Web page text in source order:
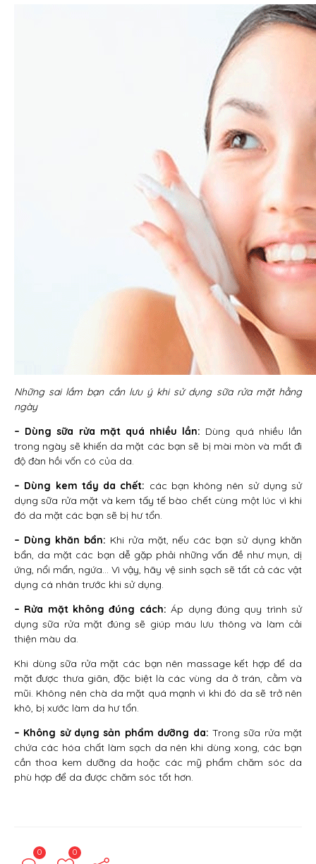
Những sai lầm bạn cần lưu ý khi sử dụng sữa rửa mặt hằng
ngày
– Dùng sữa rửa mặt quá nhiều lần: Dùng quá nhiều lần
trong ngày sẽ khiến da mặt các bạn sẽ bị mài mòn và mất đi
độ đàn hồi vốn có của da.
– Dùng kem tẩy da chết: các bạn không nên sử dụng sử
dụng sữa rửa mặt và kem tấy tế bào chết cùng một lúc vì khi
đó da mặt các bạn sẽ bị hư tổn.
– Dùng khăn bẩn: Khi rửa mặt, nếu các bạn sử dụng khăn
bẩn, da mặt các bạn dễ gặp phải những vấn đề như mụn, dị
ứng, nổi mẩn, ngứa… Vì vậy, hãy vệ sinh sạch sẽ tất cả các vật
dụng cá nhân trước khi sử dụng.
– Rửa mặt không đúng cách: Áp dụng đúng quy trình sử
dụng sữa rửa mặt đúng sẽ giúp máu lưu thông và làm cải
thiện màu da.
Khi dùng sữa rửa mặt các bạn nên massage kết hợp để da
mặt được thưa giãn, đặc biệt là các vùng da ở trán, cằm và
mũi. Không nên chà da mặt quá mạnh vì khi đó da sẽ trở nên
khô, bị xước làm da hư tổn.
– Không sử dụng sản phẩm dưỡng da: Trong sữa rửa mặt
chứa các hóa chất làm sạch da nên khi dùng xong, các bạn
cần thoa kem dưỡng da hoặc các mỹ phẩm chăm sóc da
phù hợp để da được chăm sóc tốt hơn.
0 0